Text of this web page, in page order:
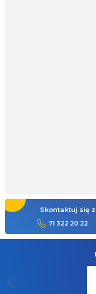
Skontaktuj się
71 322 20 22